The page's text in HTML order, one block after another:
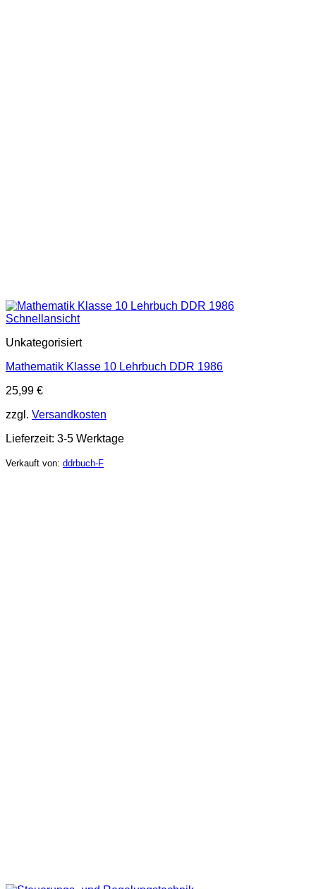
Schnellansicht
Unkategorisiert
Mathematik Klasse 10 Lehrbuch DDR 1986
25,99 €
zzgl. Versandkosten
Lieferzeit: 3-5 Werktage
Verkauft von: ddrbuch-F